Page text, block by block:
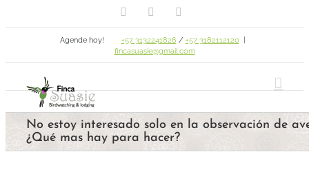
to
FacebookEmail
Agende hoy! +57 3132241826 / +57 3182112120
fincasuasie@gmail.com
No estoy interesado solo en la observación de
¿Qué mas hay para hacer?